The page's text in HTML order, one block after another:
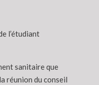
l’étudiant
sanitaire que
réunion du conseil